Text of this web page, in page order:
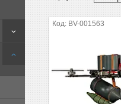
BV-001563